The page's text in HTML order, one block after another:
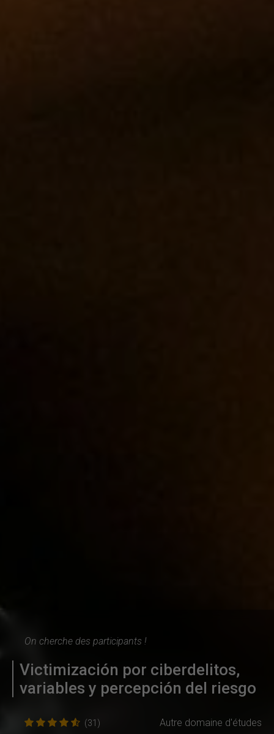
On cherche des participants !
Victimización por ciberdelitos,
variables y percepción del riesgo
(31) Autre domaine d'études